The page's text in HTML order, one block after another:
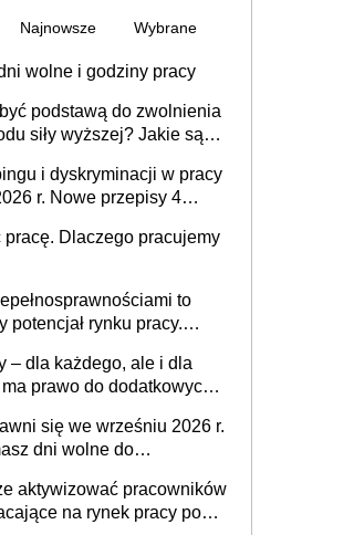
Najnowsze Wybrane
wolne i godziny pracy
podstawą do zwolnienia
siły wyższej? Jakie są
i dyskryminacji w pracy
r. Nowe przepisy 4
pracę. Dlaczego pracujemy
to
potencjał rynku pracy.
refundacji, ale bariery po
i świadomości
– dla każdego, ale i dla
prawo do dodatkowych
się we wrześniu 2026 r.
dni wolne do
aktywizować pracowników
na rynek pracy po